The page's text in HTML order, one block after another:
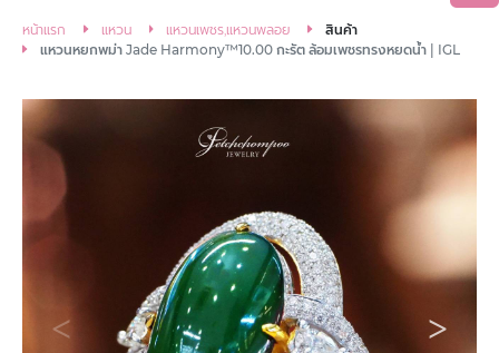
หน้าแรก แหวน แหวนเพชร,แหวนพลอย
สินค้า
แหวนหยกพม่า Jade Harmony™10.00 กะรัต ล้อมเพชรทรงหยดน้ำ | IGL